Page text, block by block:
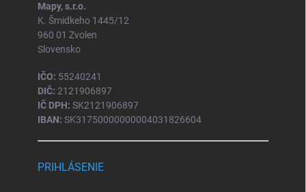
Mapy, s.r.o.
K. Šmidkeho 1445/12
960 01 Zvolen
Slovensko
IČO: 55240241
DIČ: 2121906897
IČ DPH: SK2121906897
IBAN: SK31750000000004031826604
PRIHLÁSENIE